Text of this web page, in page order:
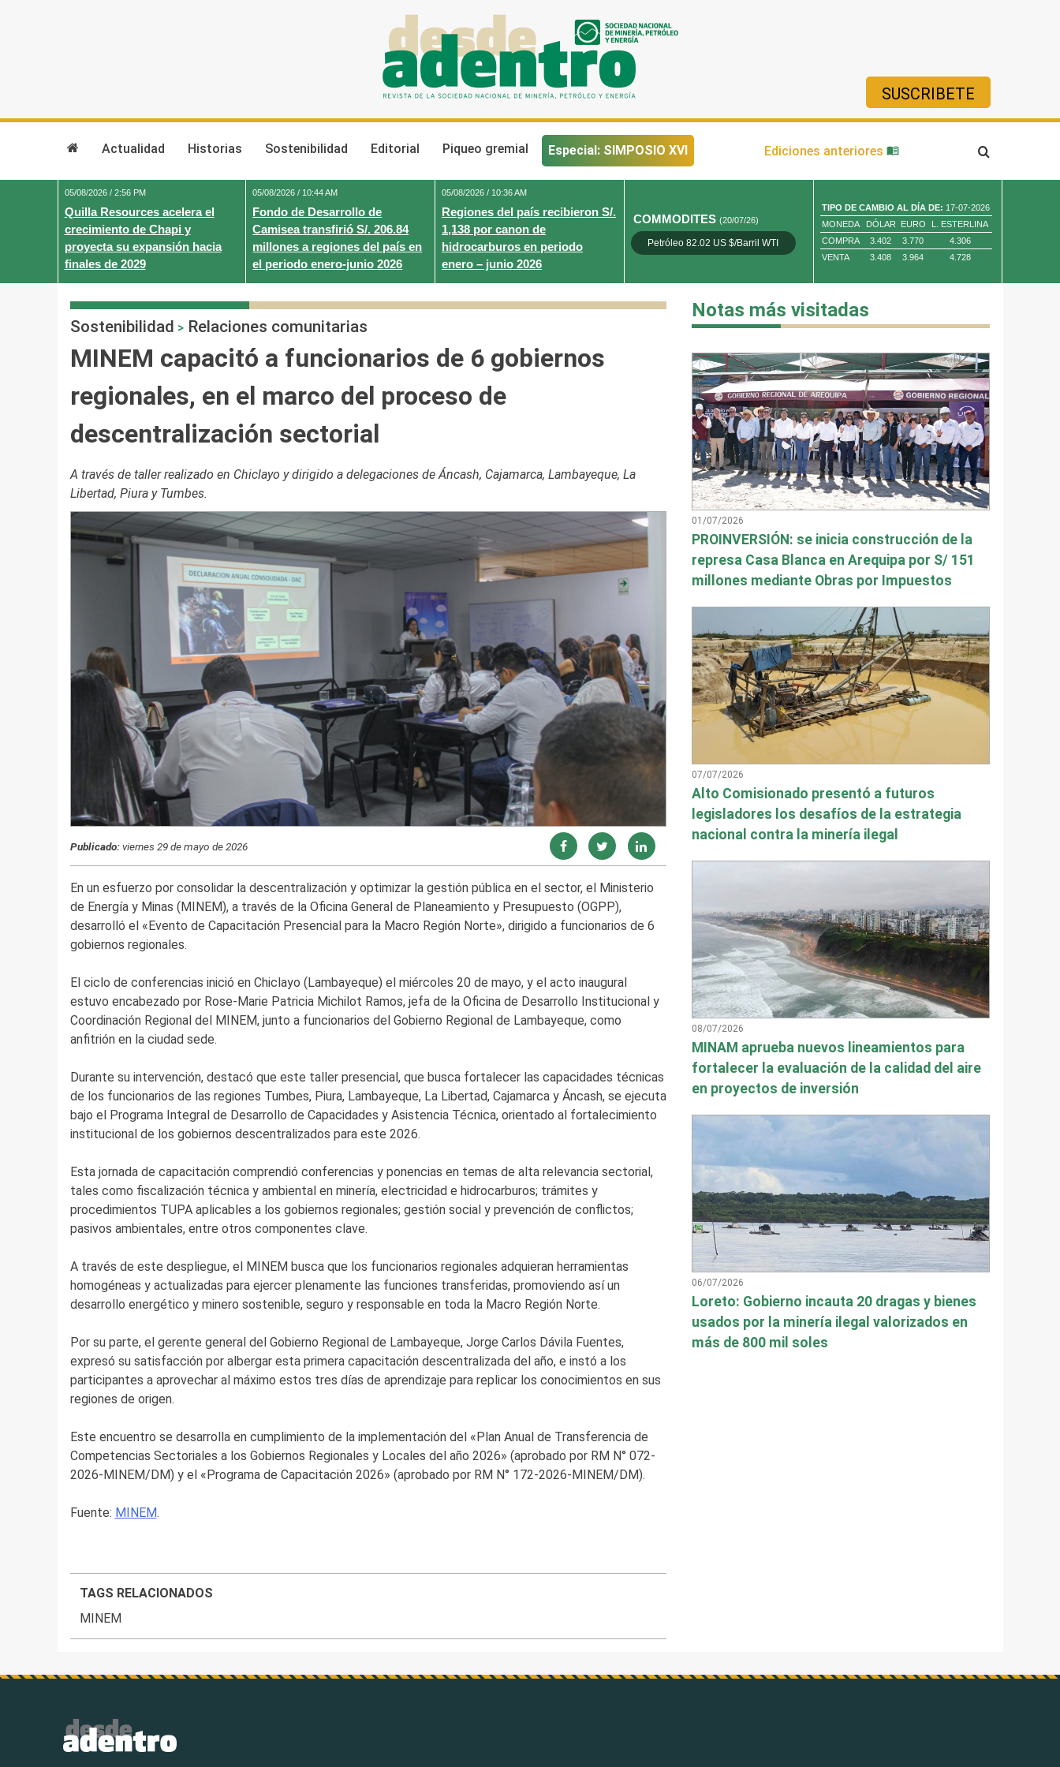
SUSCRIBETE
Actualidad Historias Sostenibilidad Editorial Piqueo gremial Especial: SIMPOSIO XVI Ediciones anteriores
05/08/2026 / 2:56 PM
Quilla Resources acelera el
crecimiento de Chapi y
proyecta su expansión hacia
finales de 2029
05/08/2026 / 10:44 AM
Fondo de Desarrollo de
Camisea transfirió S/. 206.84
millones a regiones del país en
el periodo enero-junio 2026
05/08/2026 / 10:36 AM
Regiones del país recibieron S/.
1,138 por canon de
hidrocarburos en periodo
enero – junio 2026
COMMODITES(20/07/26)
Petróleo 82.02 US $/Barril WTI Oro 4,010.80 US $/ Oz. Tr.
TIPO DE CAMBIO AL DÍA DE: 17-07-2026
MONEDA
DÓLAR EURO
L. ESTERLINA
COMPRA
3.402 3.770
4.306
VENTA
3.408 3.964 4.728
Sostenibilidad > Relaciones comunitarias
MINEM capacitó a funcionarios de 6 gobiernos
regionales, en el marco del proceso de
descentralización sectorial
A través de taller realizado en Chiclayo y dirigido a delegaciones de Áncash, Cajamarca, Lambayeque, La
Libertad, Piura y Tumbes.
Publicado:viernes 29 de mayo de 2026
En un esfuerzo por consolidar la descentralización y optimizar la gestión pública en el sector, el Ministerio
de Energía y Minas (MINEM), a través de la Oficina General de Planeamiento y Presupuesto (OGPP),
desarrolló el «Evento de Capacitación Presencial para la Macro Región Norte», dirigido a funcionarios de 6
gobiernos regionales.
El ciclo de conferencias inició en Chiclayo (Lambayeque) el miércoles 20 de mayo, y el acto inaugural
estuvo encabezado por Rose-Marie Patricia Michilot Ramos, jefa de la Oficina de Desarrollo Institucional y
Coordinación Regional del MINEM, junto a funcionarios del Gobierno Regional de Lambayeque, como
anfitrión en la ciudad sede.
Durante su intervención, destacó que este taller presencial, que busca fortalecer las capacidades técnicas
de los funcionarios de las regiones Tumbes, Piura, Lambayeque, La Libertad, Cajamarca y Áncash, se ejecuta
bajo el Programa Integral de Desarrollo de Capacidades y Asistencia Técnica, orientado al fortalecimiento
institucional de los gobiernos descentralizados para este 2026.
Esta jornada de capacitación comprendió conferencias y ponencias en temas de alta relevancia sectorial,
tales como fiscalización técnica y ambiental en minería, electricidad e hidrocarburos; trámites y
procedimientos TUPA aplicables a los gobiernos regionales; gestión social y prevención de conflictos;
pasivos ambientales, entre otros componentes clave.
A través de este despliegue, el MINEM busca que los funcionarios regionales adquieran herramientas
homogéneas y actualizadas para ejercer plenamente las funciones transferidas, promoviendo así un
desarrollo energético y minero sostenible, seguro y responsable en toda la Macro Región Norte.
Por su parte, el gerente general del Gobierno Regional de Lambayeque, Jorge Carlos Dávila Fuentes,
expresó su satisfacción por albergar esta primera capacitación descentralizada del año, e instó a los
participantes a aprovechar al máximo estos tres días de aprendizaje para replicar los conocimientos en sus
regiones de origen.
Este encuentro se desarrolla en cumplimiento de la implementación del «Plan Anual de Transferencia de
Competencias Sectoriales a los Gobiernos Regionales y Locales del año 2026» (aprobado por RM N° 072-
2026-MINEM/DM) y el «Programa de Capacitación 2026» (aprobado por RM N° 172-2026-MINEM/DM).
Fuente: MINEM.
TAGS RELACIONADOS
MINEM
Notas más visitadas
01/07/2026
PROINVERSIÓN: se inicia construcción de la
represa Casa Blanca en Arequipa por S/ 151
millones mediante Obras por Impuestos
07/07/2026
Alto Comisionado presentó a futuros
legisladores los desafíos de la estrategia
nacional contra la minería ilegal
08/07/2026
MINAM aprueba nuevos lineamientos para
fortalecer la evaluación de la calidad del aire
en proyectos de inversión
06/07/2026
Loreto: Gobierno incauta 20 dragas y bienes
usados por la minería ilegal valorizados en
más de 800 mil soles